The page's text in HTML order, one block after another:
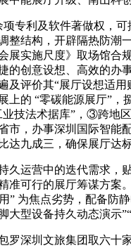
利及软件著做权，可
整结构，开辟隔热防潮
展实施尺度》取场馆合
的创意设想、高效的办
及评价其“展厅设想适用
上的 “零碳能源展厅”，
业技法术据库”，③跨地
市，办事深圳国际智能
达九成三，确保展厅达
运营中的迭代需求，
准可行的展厅筹谋方案
” 为焦点劣势，配备防
大型设备持久动态演示
深圳文旅集团取六十